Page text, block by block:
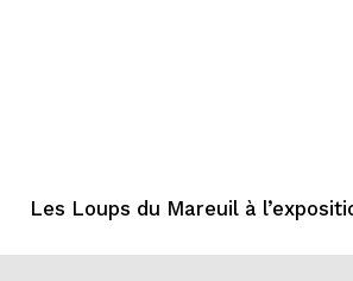
Les Loups du Mareuil à